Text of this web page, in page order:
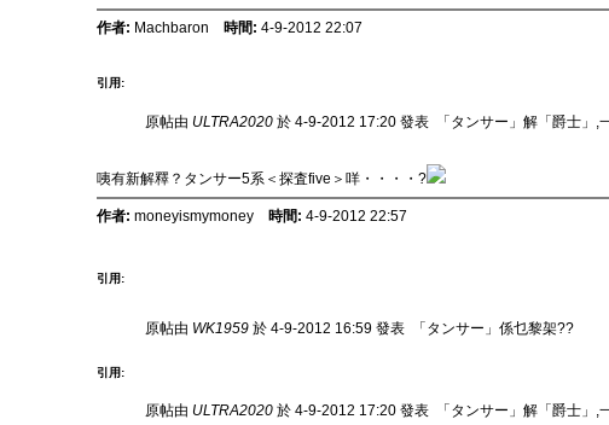
作者: Machbaron 時間: 4-9-2012 22:07
引用:
原帖由 ULTRA2020 於 4-9-2012 17:20 發表 「タンサー」解「爵士」,
咦有新解釋？タンサー5系＜探査five＞咩・・・・?
作者: moneyismymoney 時間: 4-9-2012 22:57
引用:
原帖由 WK1959 於 4-9-2012 16:59 發表 「タンサー」係乜黎架??
引用:
原帖由 ULTRA2020 於 4-9-2012 17:20 發表 「タンサー」解「爵士」,